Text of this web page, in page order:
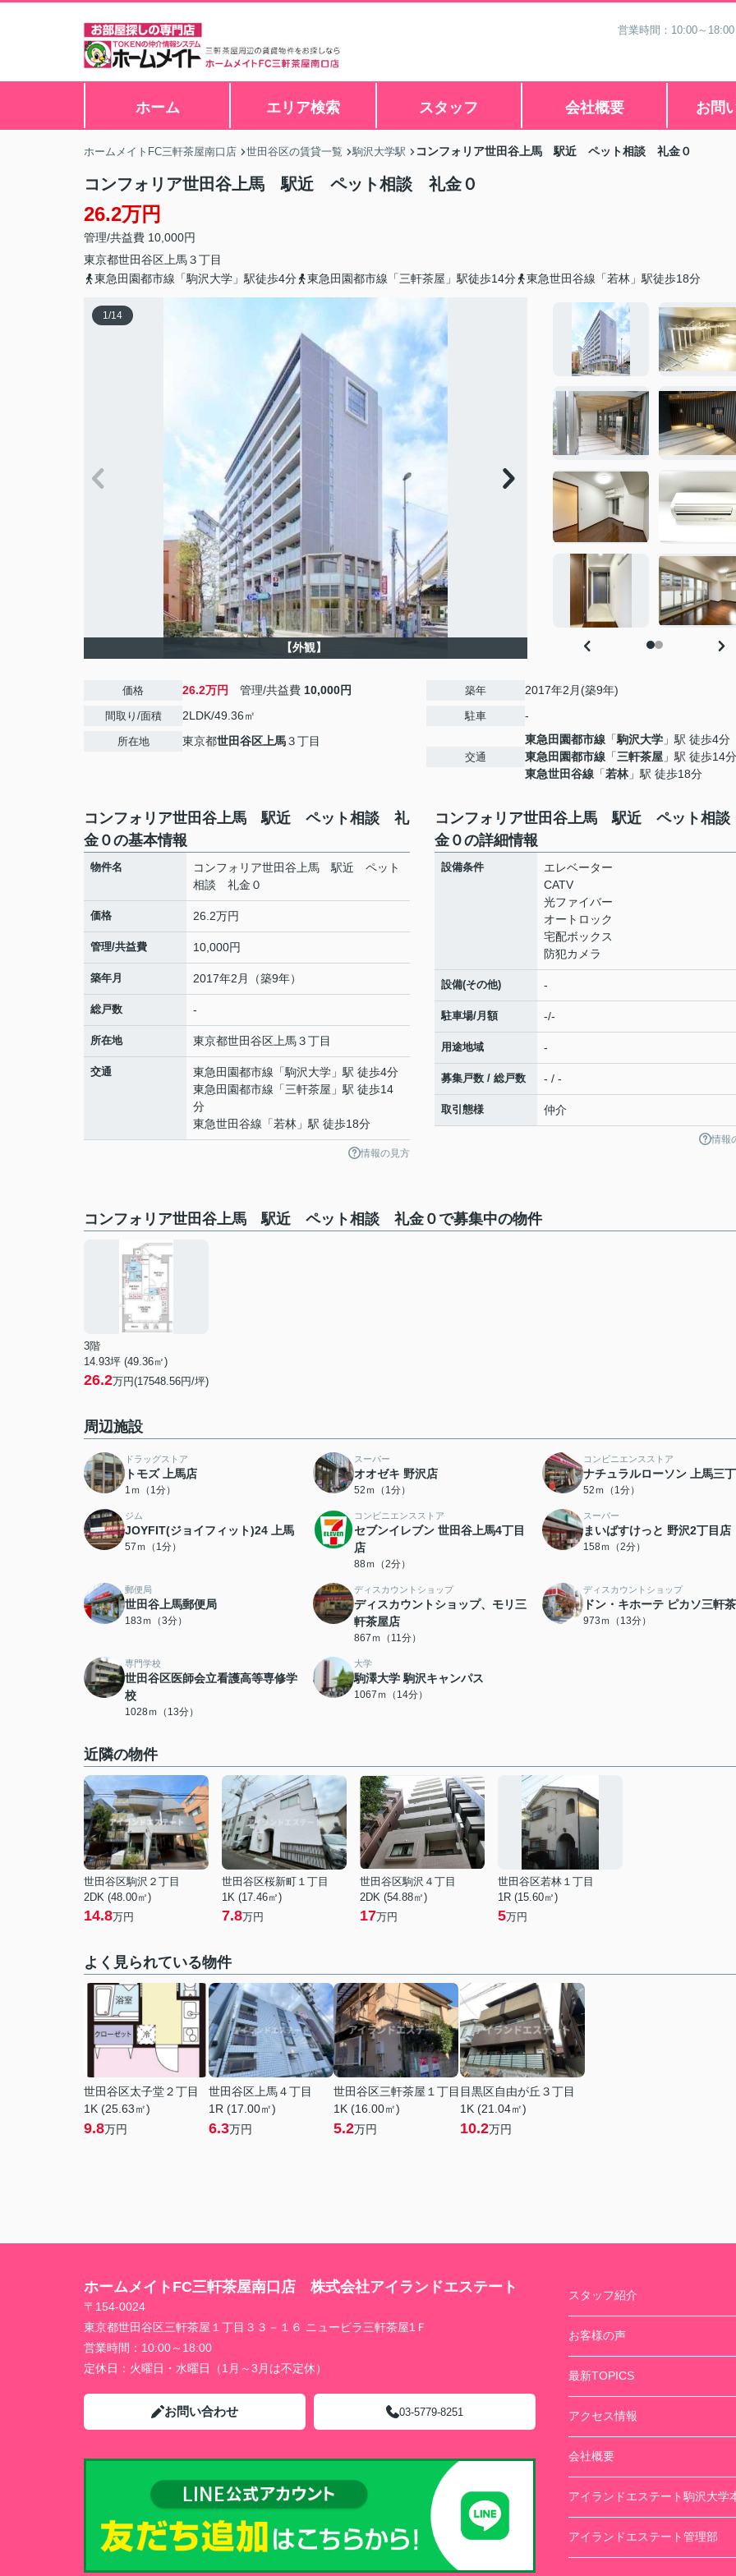
営業時間：10:00～
ホーム エリア検索 スタッフ 会社概要 お問
ホームメイトFC三軒茶屋南口店 世田谷区の賃貸一覧 駒沢大学駅 コンフォリア世田谷上馬 駅近 ペット相談 礼金０
コンフォリア世田谷上馬 駅近 ペット相談 礼金０
26.2万円
管理/共益費 10,000円
東京都世田谷区 上馬３丁目
東急田園都市線「駒沢大学」駅徒歩4分
東急田園都市線「三軒茶屋」駅徒歩14分 東急世田谷線「若林」駅徒歩18分
1/14
【外観】
価格 26.2万円 管理/共益費 10,000円
間取り/面積 2LDK/49.36㎡
所在地 東京都世田谷区 上馬３丁目
築年 2017年2月(築9年)
駐車 -
交通
東急田園都市線 「駒沢大学 」駅 徒歩4分
東急田園都市線 「三軒茶屋 」駅 徒歩14分
東急世田谷線 「若林」駅 徒歩18分
コンフォリア世田谷上馬 駅近 ペット相談 礼
金０の基本情報
物件名
コンフォリア世田谷上馬 駅近 ペット
相談 礼金０
価格 26.2万円
管理/共益費 10,000円
築年月 2017年2月（築9年）
総戸数 -
所在地 東京都世田谷区 上馬３丁目
交通 東急田園都市線 「駒沢大学 」駅 徒歩4分
東急田園都市線 「三軒茶屋 」駅 徒歩14
分
東急世田谷線 「若林 」駅 徒歩18分
情報の見方
コンフォリア世田谷上馬 駅近 ペット相
金０の詳細情報
設備条件
エレベーター
CATV
光ファイバー
オートロック
宅配ボックス
防犯カメラ
設備(その他) -
駐車場/月額 -/-
用途地域 -
募集戸数 / 総戸数 - / -
取引態様 仲介
情報
コンフォリア世田谷上馬 駅近 ペット相談 礼金０で募集中の物件
3階
14.93坪 (49.36㎡)
26.2万円(17548.56円/坪)
周辺施設
ドラッグストア
トモズ 上馬店
1ｍ（1分）
スーパー
オオゼキ 野沢店
52ｍ（1分）
コンビニエンスストア
ナチュラルローソン 上馬三
52ｍ（1分）
ジム
JOYFIT(ジョイフィット)24 上馬
57ｍ（1分）
コンビニエンスストア
セブンイレブン 世田谷上馬4丁目
店
88ｍ（2分）
スーパー
まいばすけっと 野沢2丁目店
158ｍ（2分）
郵便局
世田谷上馬郵便局
183ｍ（3分）
ディスカウントショップ
ディスカウントショップ、モリ三
軒茶屋店
867ｍ（11分）
ディスカウントショップ
ドン・キホーテ ピカソ三軒
973ｍ（13分）
専門学校
世田谷区医師会立看護高等専修学
校
1028ｍ（13分）
大学
駒澤大学 駒沢キャンパス
1067ｍ（14分）
近隣の物件
世田谷区駒沢２丁目
2DK (48.00㎡)
14.8万円
世田谷区桜新町１丁目
1K (17.46㎡)
7.8万円
世田谷区駒沢４丁目
2DK (54.88㎡)
17万円
世田谷区若林１丁目
1R (15.60㎡)
5万円
よく見られている物件
世田谷区太子堂２丁目
1K (25.63㎡)
9.8万円
世田谷区上馬４丁目
1R (17.00㎡)
6.3万円
世田谷区三軒茶屋１丁目
1K (16.00㎡)
5.2万円
目黒区自由が丘３丁目
1K (21.04㎡)
10.2万円
ホームメイトFC三軒茶屋南口店 株式会社アイランドエステート
〒154-0024
東京都世田谷区三軒茶屋１丁目３３－１６ ニュービラ三軒茶屋1Ｆ
営業時間： 10:00～18:00
定休日： 火曜日・水曜日（1月～3月は不定休）
お問い合わせ 03-5779-8251
スタッフ紹介
お客様の声
最新TOPICS
アクセス情報
会社概要
アイランドエステート駒沢大学
アイランドエステート管理部